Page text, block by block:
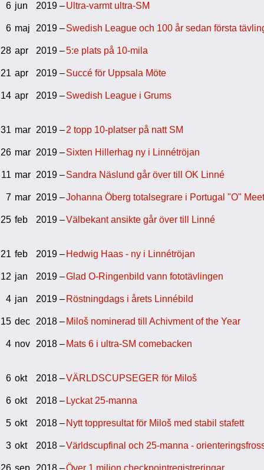
6 jun 2019 –Ultra-varmt ultra-SM
6 maj 2019 –Swedish League och 100 år sedan första
28 apr 2019 –5:e plats på 10-mila
21 apr 2019 –Succé för Uppsala Möte
14 apr 2019 –Swedish League i Grums
31 mar 2019 –2 topp 10-platser på natt SM
26 mar 2019 –Sixten Hillerhag ny i Linnétröjan
11 mar 2019 –Sandra Näslund går över till OK Linné
7 mar 2019 –Johanna Öberg totalsegrare i Portugal "O" Meet
25 feb 2019 –Välbekant ansikte går över till Linné
21 feb 2019 – Hedwig Haas - ny i Linnétröjan
12 jan 2019 –Glad O-Ringenbild vann fototävlingen
4 jan 2019 – Röstningdags i årets Linnébild
15 dec 2018 – Miloš nominerad till Achivment of the Year
4 nov 2018 – Mats 6 i ultra-SM comebacken
6 okt 2018 –VÄRLDSCUPSEGER för Miloš
6 okt 2018 – Lyckat 25-manna
5 okt 2018 – Nytt toppresultat för Miloš med stabil stafett
3 okt 2018 –Världscupfinal och 25-manna -
26 sep 2018 –Över 1 miljon checkpointregistreringar